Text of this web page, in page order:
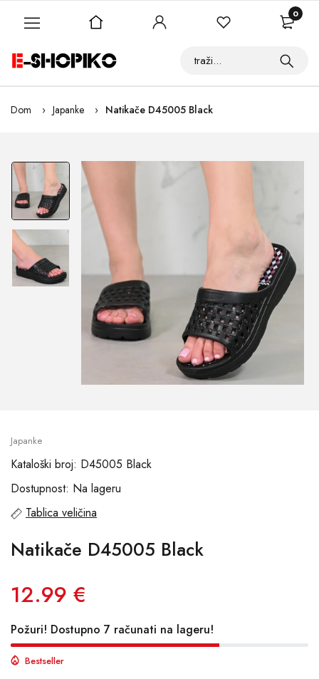
Dom Japanke Natikače D45005 Black
Japanke
Kataloški broj: D45005 Black
Dostupnost: Na lageru
Tablica veličina
Natikače D45005 Black
12.99 €
Požuri! Dostupno 7 računati na lageru!
Bestseller
0